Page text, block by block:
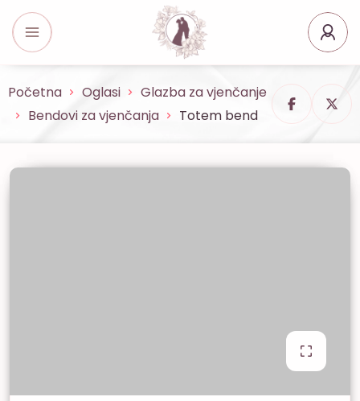
Početna Oglasi
Glazba za vjenčanje
Bendovi za vjenčanja
Totem bend